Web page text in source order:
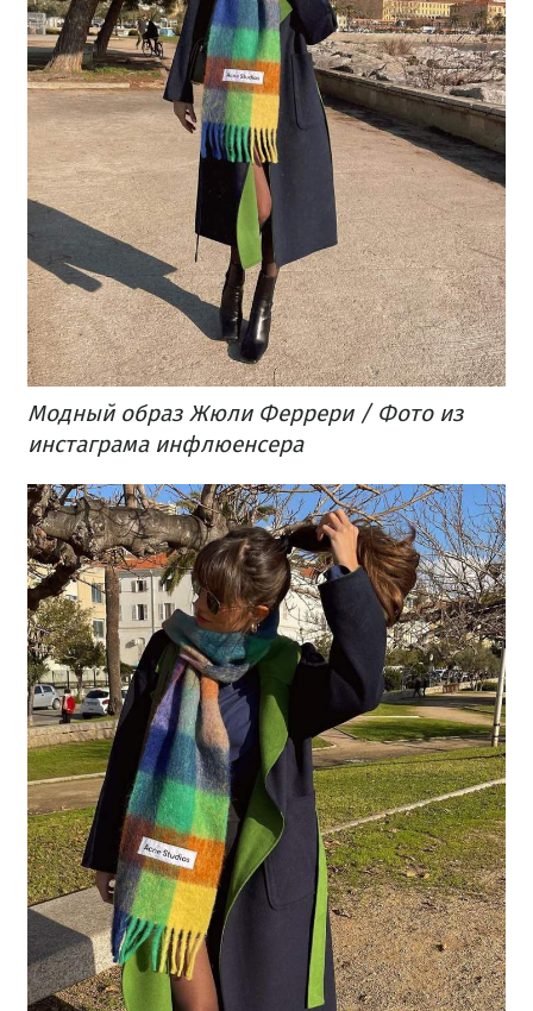
Модный образ Жюли Феррери / Фото из
инстаграма инфлюенсера